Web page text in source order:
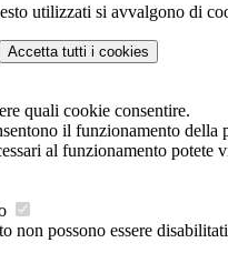
utilizzati si avvalgono di
Accetta tutti i cookies
quali cookie consentire.
il funzionamento
al funzionamento potete
non possono essere